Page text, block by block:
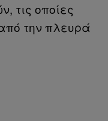
τις οποίες
την πλευρά